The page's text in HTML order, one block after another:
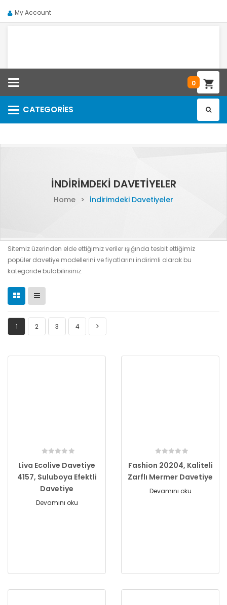
My Account
0
CATEGORIES
Categories
İNDIRIMDEKI DAVETIYELER
Home > İndirimdeki Davetiyeler
Sitemiz üzerinden elde ettiğimiz veriler ışığında tesbit ettiğimiz
popüler davetiye modellerini ve fiyatlarını indirimli olarak bu
kategoride bulabilirsiniz.
1 2 3 4
Liva Ecolive Davetiye
4157, Suluboya Efektli
Davetiye
Devamını oku
Fashion 20204, Kaliteli
Zarflı Mermer Davetiye
Devamını oku